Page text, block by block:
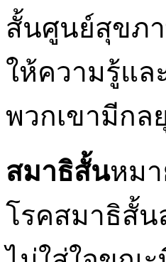
สั้นศูนย์สุขภา
ให้ความรู้แล
พวกเขามีกล
สมาธิสั้นหม
โรคสมาธิสั้